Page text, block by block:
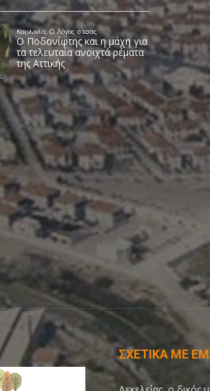
ΣΧΕΤΙΚΑ ΜΕ